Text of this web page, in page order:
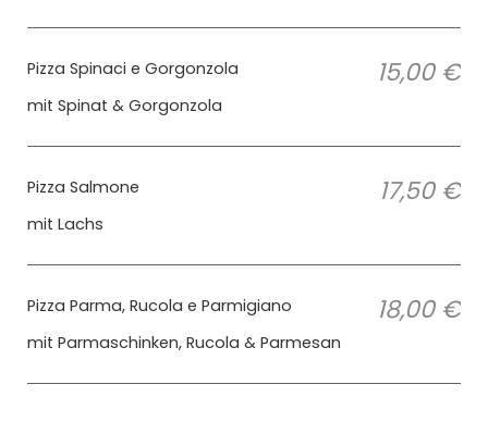
Pizza Spinaci e Gorgonzola ​
mit Spinat & Gorgonzola
15,00 €
Pizza Salmone
mit Lachs
17,50 €
Pizza Parma, Rucola e Parmigiano
mit Parmaschinken, Rucola & Parmesan
18,00 €